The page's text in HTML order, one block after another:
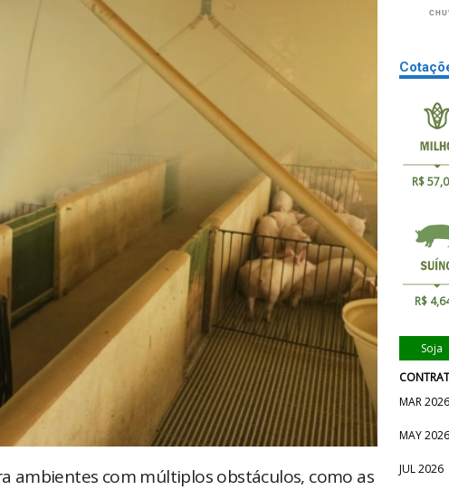
ambientes com múltiplos obstáculos, como as
R$
R$
Soja
MAR 2026
MAY 2026
JUL 2026